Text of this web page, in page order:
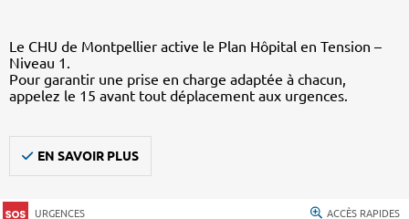
Le CHU de Montpellier active le Plan Hôpital en Tension –
Niveau 1.
Pour garantir une prise en charge adaptée à chacun,
appelez le 15 avant tout déplacement aux urgences.
EN SAVOIR PLUS
URGENCES ACCÈS RAPIDES